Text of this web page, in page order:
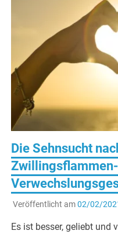
Die Sehnsucht
Zwillingsflammen-
Veröffentlicht am02/02/
Es ist besser, geliebt und